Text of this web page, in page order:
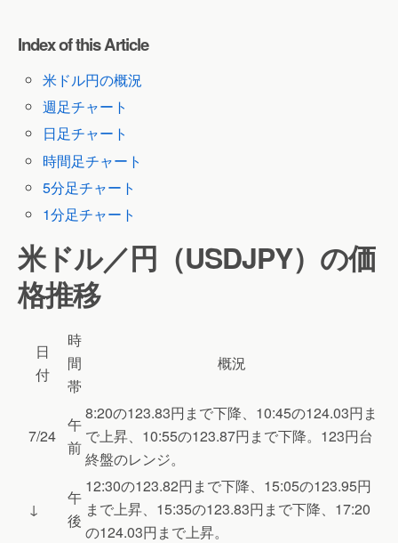
Index of this Article
米ドル円の概況
週足チャート
日足チャート
時間足チャート
5分足チャート
1分足チャート
米ドル／円（USDJPY）の価
格推移
日
付
時
間
帯
概況
7/24
午
前
8:20の123.83円まで下降、10:45の124.03円ま
で上昇、10:55の123.87円まで下降。123円台
終盤のレンジ。
↓
午
後
12:30の123.82円まで下降、15:05の123.95円
まで上昇、15:35の123.83円まで下降、17:20
の124.03円まで上昇。